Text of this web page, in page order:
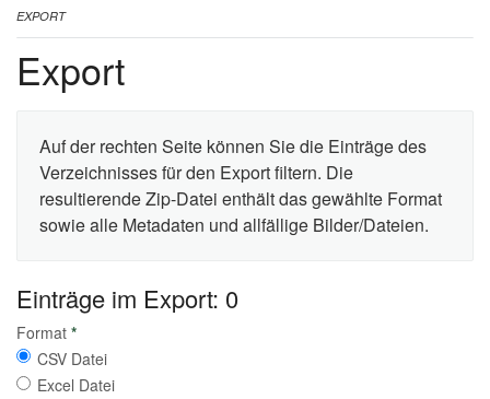
EXPORT
Export
Auf der rechten Seite können Sie die Einträge des
Verzeichnisses für den Export filtern. Die
resultierende Zip-Datei enthält das gewählte Format
sowie alle Metadaten und allfällige Bilder/Dateien.
Einträge im Export: 0
Format *
CSV Datei
Excel Datei